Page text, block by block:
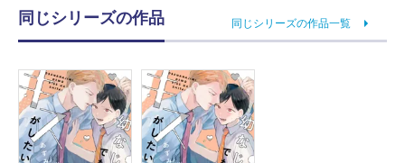
同じシリーズの作品 同じシリーズの作品一覧